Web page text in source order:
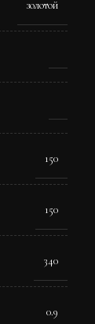
золотой
150
150
340
0.9